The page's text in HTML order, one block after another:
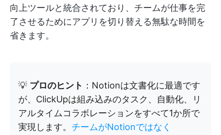
向上ツールと統合されており、チームが仕事を完
了させるためにアプリを切り替える無駄な時間を
省きます。
💡 プロのヒント ：Notionは文書化に最適です
が、ClickUpは組み込みのタスク、自動化、リ
アルタイムコラボレーションをすべて1か所で
実現します。 チームがNotionではなく